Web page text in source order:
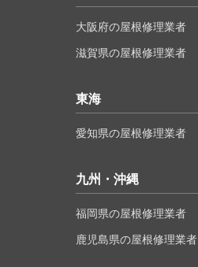
大阪府の屋根修理業者
滋賀県の屋根修理業者
東海
愛知県の屋根修理業者
九州・沖縄
福岡県の屋根修理業者
鹿児島県の屋根修理業者